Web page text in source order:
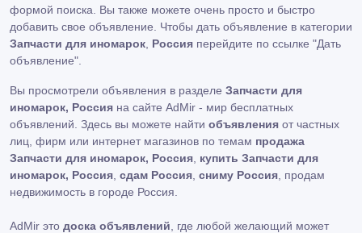
формой поиска. Вы также можете очень просто и быстро
добавить свое объявление. Чтобы дать объявление в категории
Запчасти для иномарок Россия перейдите по ссылке "Дать
объявление"
Вы просмотрели объявления в разделе Запчасти для
иномарок, Россия на сайте AdMir - мир бесплатных
объявлений. Здесь вы можете найти объявления от частных
лиц, фирм или интернет магазинов по темам продажа
Запчасти для иномарок, Россия купить Запчасти для
иномарок, Россия сдам Россия сниму Россия , продам
недвижимость в городе Россия.
AdMir это доска объявлений , где любой желающий может